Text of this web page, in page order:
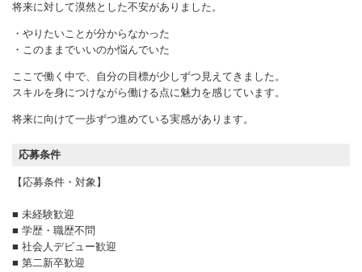
将来に対して漠然とした不安がありました。
・やりたいことが分からなかった
・このままでいいのか悩んでいた
ここで働く中で、自分の目標が少しずつ見えてきました。
スキルを身につけながら働ける点に魅力を感じています。
将来に向けて一歩ずつ進めている実感があります。
応募条件
【応募条件・対象】
■ 未経験歓迎
■ 学歴・職歴不問
■ 社会人デビュー歓迎
■ 第二新卒歓迎